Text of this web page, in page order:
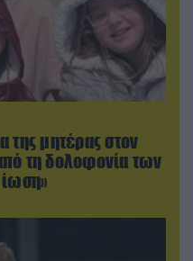
της μητέρας στον
τη δολοφονία των